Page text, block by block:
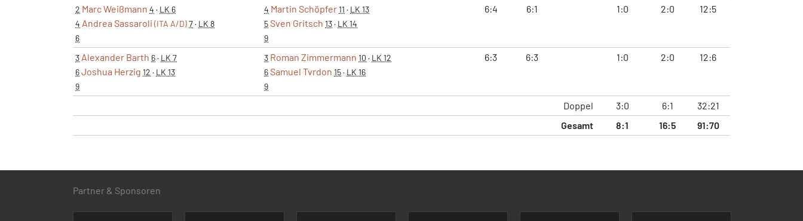
2 Marc Weißmann 4 · LK 6
4 Andrea Sassaroli (ITA A/D)7· LK 8
6
4 Martin Schöpfer11 · LK 13
5Sven Gritsch 13· LK 14
9
6:4 6:1 1:0 2:0 12:5
3 Alexander Barth 6· LK 7
6Joshua Herzig 12 · LK 13
9
3 Roman Zimmermann 10 · LK 12
6Samuel Tvrdon 15· LK 16
9
6:3 6:3 1:0 2:0 12:6
Doppel 3:0 6:1
32:21
Gesamt
8:1 16:5 91:70
Partner & Sponsoren